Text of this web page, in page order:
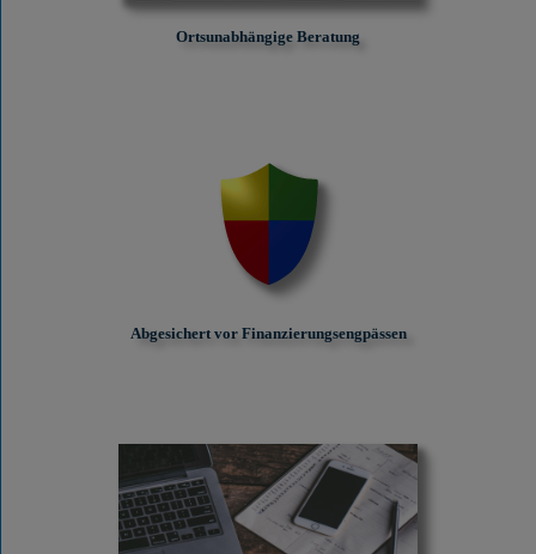
Ortsunabhängige Beratung
Abgesichert vor Finanzierungs­engpässen